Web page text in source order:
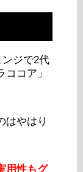
ジで2代
コア」
はやはり
用性もグ